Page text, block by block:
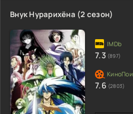
Внук Нурарихёна (2 сезон)
7.3 (897)
7.6 (2803)
60 1